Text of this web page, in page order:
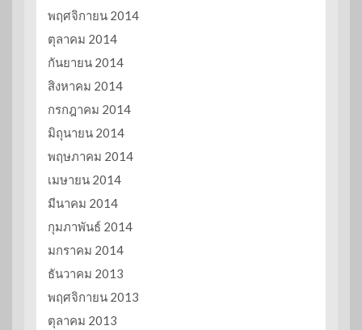
พฤศจิกายน 2014
ตุลาคม 2014
กันยายน 2014
สิงหาคม 2014
กรกฎาคม 2014
มิถุนายน 2014
พฤษภาคม 2014
เมษายน 2014
มีนาคม 2014
กุมภาพันธ์ 2014
มกราคม 2014
ธันวาคม 2013
พฤศจิกายน 2013
ตุลาคม 2013